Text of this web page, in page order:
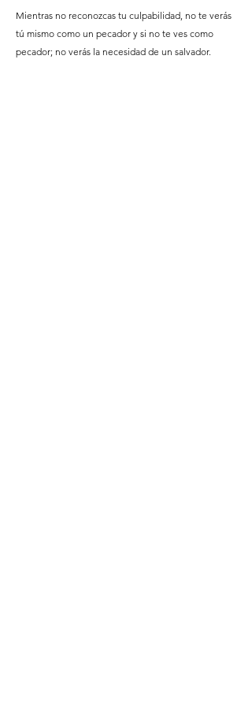
Mientras no reconozcas tu culpabilidad, no te verás
tú mismo como un pecador y si no te ves como
pecador; no verás la necesidad de un salvador.